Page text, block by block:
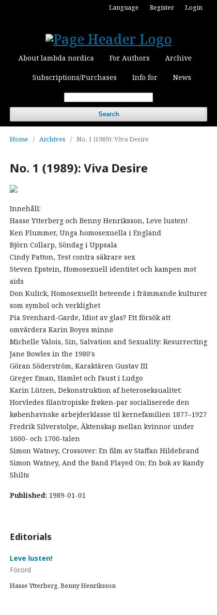
About lambda nordica For Authors Archive
Subscriptions/Purchases Info for News
Search
Language Register Login
Home / Archives / No. 1 (1989): Viva Desire
No. 1 (1989): Viva Desire
Innehåll:
Hasse Ytterberg och Benny Henriksson, Leve lusten!
Ken Plummer, Unga homosexuella i England
Björn Collarp, Söndag i Uppsala
Cindy Patton, Test contra säkrare sex
Steven Epstein, Homosexuell identitet och kampen mot
aids
Don Kulick, Homosexuellt beteende i främmande kulturer
som symbol och verklighet
Pia Svenhard-Garde, Idiot av glas? Ett försök att
omvärdera Karin Boyes minne
Michelle Valois, Sin, Salvation and Sexuality: Resurrecting
Jane Bowles in the 1980's
Göran Söderström, Karaktären Gustav III
Greger Eman, Hamlet och Faust i Ludgo
Karin Lützen, Dekonstruktion af heteroseksualitet:
Horvledes filantropiske frøken-par socialiserede den
københavnske arbejderklasse til kernefamilien 1877–1927
Fredrik Silverstolpe, Äktenskap mellan kvinnor under
1600- och 1700-talen
Simon Watney, Crossover: En film av Staffan Hildebrand
Simon Watney, And the Band Played On: En bok av Randy
Shilts
Published: 1989-01-01
Editorials
Leve lusten!
Förord
Hasse Ytterberg, Benny Henriksson